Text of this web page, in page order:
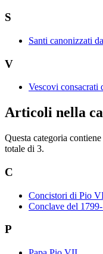
S
Santi canonizzati
V
Vescovi consacrati
Articoli nella
Questa categoria
totale di 3.
C
Concistori di Pio
Conclave del
P